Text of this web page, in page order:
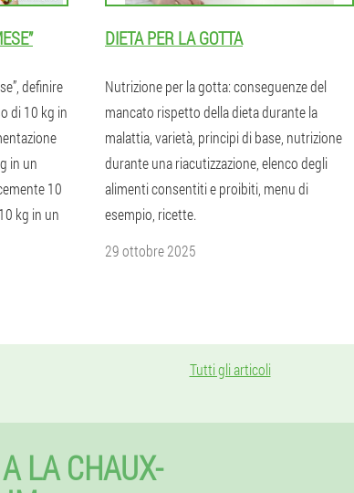
definire
di 10 kg in
in un
10
kg in un
DIETA PER LA GOTTA
Nutrizione per la gotta: conseguenze del
mancato rispetto della dieta durante la
malattia, varietà, principi di base, nutrizione
durante una riacutizzazione, elenco degli
alimenti consentiti e proibiti, menu di
esempio, ricette.
29 ottobre 2025
Tutti gli articoli
LA CHAUX-